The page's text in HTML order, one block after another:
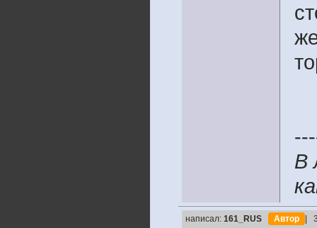
В
написал: 161_RUS Автор |